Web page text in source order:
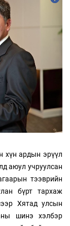
хүн ардын ​​эрүүл
аюул учруулсан
тээврийн
бүрт тархаж
Хятад улсын
шинэ хэлбэр